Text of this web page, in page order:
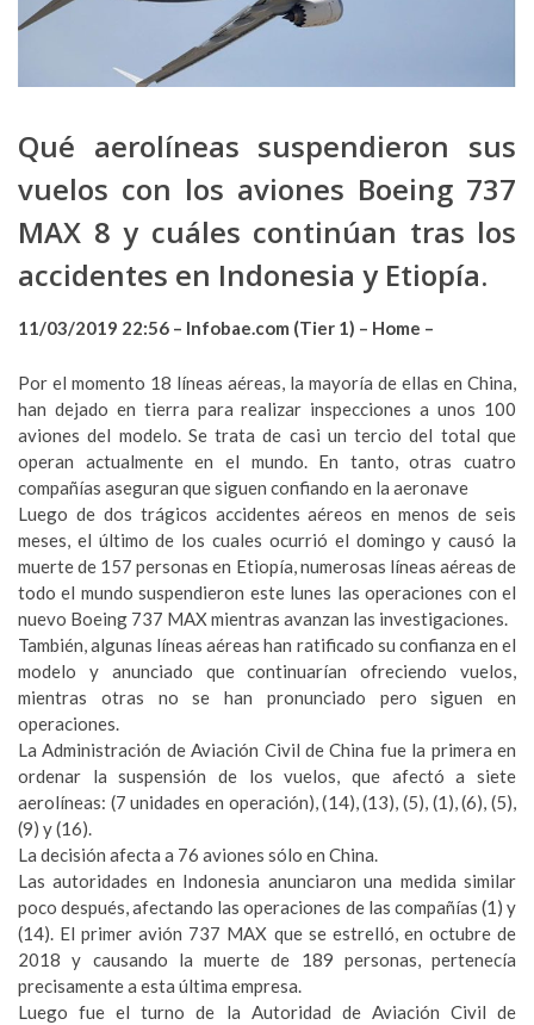
Qué aerolíneas suspendieron sus
vuelos con los aviones Boeing 737
MAX 8 y cuáles continúan tras los
accidentes en Indonesia y Etiopía.
11/03/2019 22:56 – Infobae.com (Tier 1) – Home –
Por el momento 18 líneas aéreas, la mayoría de ellas en China,
han dejado en tierra para realizar inspecciones a unos 100
aviones del modelo. Se trata de casi un tercio del total que
operan actualmente en el mundo. En tanto, otras cuatro
compañías aseguran que siguen confiando en la aeronave
Luego de dos trágicos accidentes aéreos en menos de seis
meses, el último de los cuales ocurrió el domingo y causó la
muerte de 157 personas en Etiopía, numerosas líneas aéreas de
todo el mundo suspendieron este lunes las operaciones con el
nuevo Boeing 737 MAX mientras avanzan las investigaciones.
También, algunas líneas aéreas han ratificado su confianza en el
modelo y anunciado que continuarían ofreciendo vuelos,
mientras otras no se han pronunciado pero siguen en
operaciones.
La Administración de Aviación Civil de China fue la primera en
ordenar la suspensión de los vuelos, que afectó a siete
aerolíneas: (7 unidades en operación), (14), (13), (5), (1), (6), (5),
(9) y (16).
La decisión afecta a 76 aviones sólo en China.
Las autoridades en Indonesia anunciaron una medida similar
poco después, afectando las operaciones de las compañías (1) y
(14). El primer avión 737 MAX que se estrelló, en octubre de
2018 y causando la muerte de 189 personas, pertenecía
precisamente a esta última empresa.
Luego fue el turno de la Autoridad de Aviación Civil de